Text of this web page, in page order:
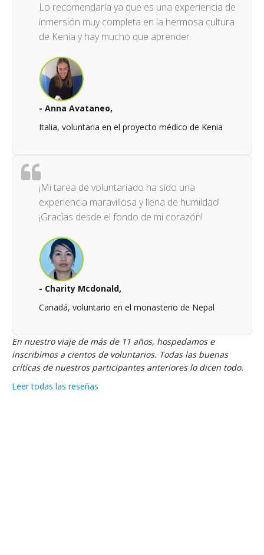
Lo recomendaría ya que es una experiencia de
inmersión muy completa en la hermosa cultura
de Kenia y hay mucho que aprender.
- Anna Avataneo,
Italia, voluntaria en el proyecto médico de Kenia
¡Mi tarea de voluntariado ha sido una
experiencia maravillosa y llena de humildad!
¡Gracias desde el fondo de mi corazón!
- Charity Mcdonald,
Canadá, voluntario en el monasterio de Nepal
En nuestro viaje de más de 11 años, hospedamos e
inscribimos a cientos de voluntarios. Todas las buenas
críticas de nuestros participantes anteriores lo dicen todo.
Leer todas las reseñas